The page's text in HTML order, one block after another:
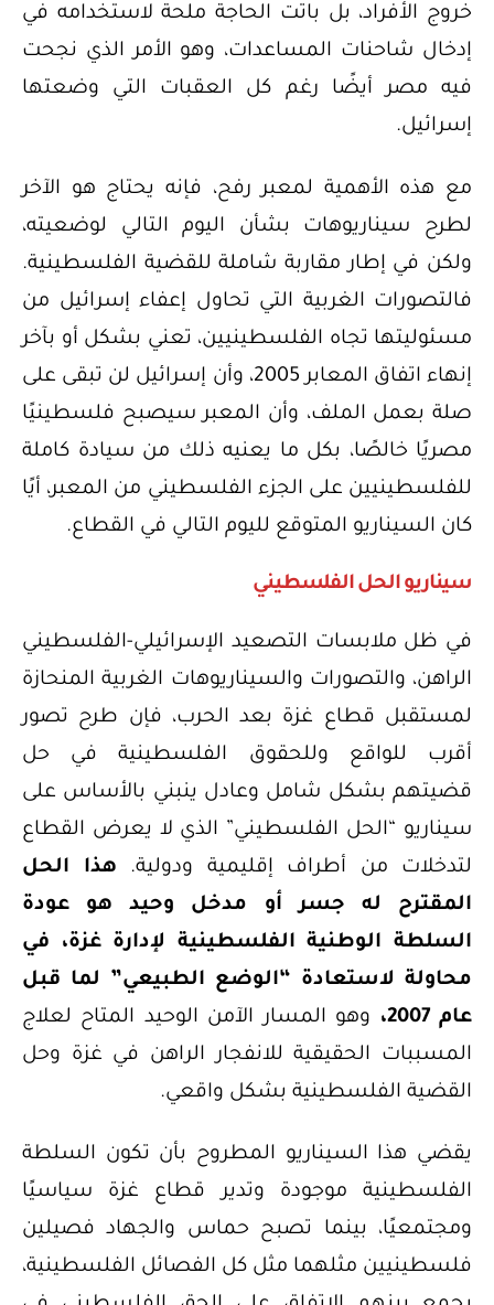
خروج الأفراد، بل باتت الحاجة ملحة لاستخدامه في
إدخال شاحنات المساعدات، وهو الأمر الذي نجحت
فيه مصر أيضًا رغم كل العقبات التي وضعتها
إسرائيل.
مع هذه الأهمية لمعبر رفح، فإنه يحتاج هو الآخر
لطرح سيناريوهات بشأن اليوم التالي لوضعيته،
ولكن في إطار مقاربة شاملة للقضية الفلسطينية.
فالتصورات الغربية التي تحاول إعفاء إسرائيل من
مسئوليتها تجاه الفلسطينيين، تعني بشكل أو بآخر
إنهاء اتفاق المعابر 2005، وأن إسرائيل لن تبقى على
صلة بعمل الملف، وأن المعبر سيصبح فلسطينيًا
مصريًا خالصًا، بكل ما يعنيه ذلك من سيادة كاملة
للفلسطينيين على الجزء الفلسطيني من المعبر، أيًا
كان السيناريو المتوقع لليوم التالي في القطاع.
سيناريو الحل الفلسطيني
في ظل ملابسات التصعيد الإسرائيلي-الفلسطيني
الراهن، والتصورات والسيناريوهات الغربية المنحازة
لمستقبل قطاع غزة بعد الحرب، فإن طرح تصور
أقرب للواقع وللحقوق الفلسطينية في حل
قضيتهم بشكل شامل وعادل ينبني بالأساس على
سيناريو “الحل الفلسطيني” الذي لا يعرض القطاع
لتدخلات من أطراف إقليمية ودولية.
هذا الحل
المقترح له جسر أو مدخل وحيد هو عودة
السلطة الوطنية الفلسطينية لإدارة غزة، في
محاولة لاستعادة “الوضع الطبيعي” لما قبل
عام 2007،
وهو المسار الآمن الوحيد المتاح لعلاج
المسببات الحقيقية للانفجار الراهن في غزة وحل
القضية الفلسطينية بشكل واقعي.
يقضي هذا السيناريو المطروح بأن تكون السلطة
الفلسطينية موجودة وتدير قطاع غزة سياسيًا
ومجتمعيًا، بينما تصبح حماس والجهاد فصيلين
فلسطينيين مثلهما مثل كل الفصائل الفلسطينية،